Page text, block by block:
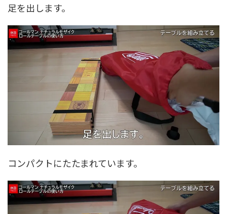
足を出します。
コンパクトにたたまれています。